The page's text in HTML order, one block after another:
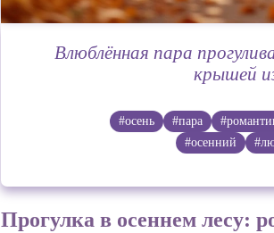
Влюблённая пара
крышей
#осень #пара
#осенний
Прогулка в осеннем лесу: